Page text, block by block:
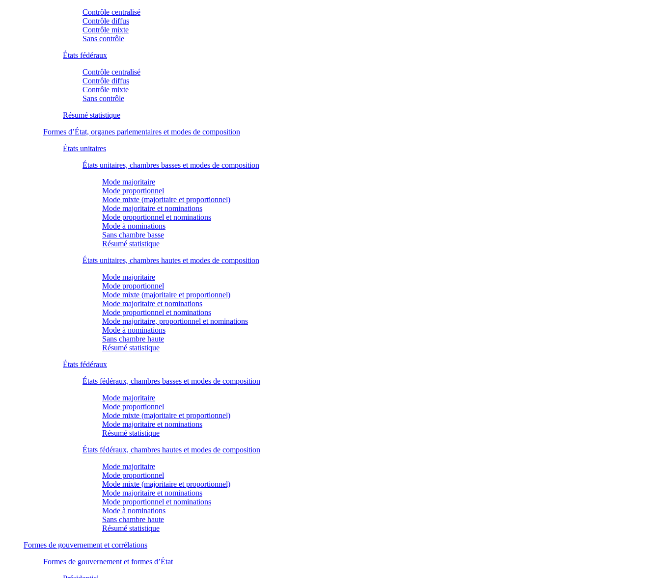
Contrôle centralisé
Contrôle diffus
Contrôle mixte
Sans contrôle
États fédéraux
Contrôle centralisé
Contrôle diffus
Contrôle mixte
Sans contrôle
Résumé statistique
Formes d’État, organes parlementaires et modes de composition
États unitaires
États unitaires, chambres basses et modes de composition
Mode majoritaire
Mode proportionnel
Mode mixte (majoritaire et proportionnel)
Mode majoritaire et nominations
Mode proportionnel et nominations
Mode à nominations
Sans chambre basse
Résumé statistique
États unitaires, chambres hautes et modes de composition
Mode majoritaire
Mode proportionnel
Mode mixte (majoritaire et proportionnel)
Mode majoritaire et nominations
Mode proportionnel et nominations
Mode majoritaire, proportionnel et nominations
Mode à nominations
Sans chambre haute
Résumé statistique
États fédéraux
États fédéraux, chambres basses et modes de composition
Mode majoritaire
Mode proportionnel
Mode mixte (majoritaire et proportionnel)
Mode majoritaire et nominations
Résumé statistique
États fédéraux, chambres hautes et modes de composition
Mode majoritaire
Mode proportionnel
Mode mixte (majoritaire et proportionnel)
Mode majoritaire et nominations
Mode proportionnel et nominations
Mode à nominations
Sans chambre haute
Résumé statistique
Formes de gouvernement et corrélations
Formes de gouvernement et formes d’État